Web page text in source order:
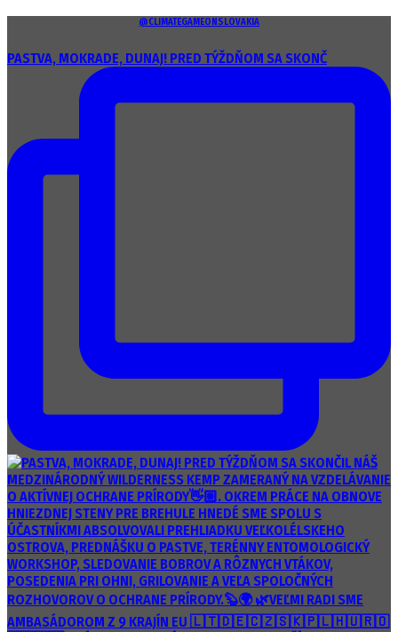
@CLIMATEGAMEONSLOVAKIA
PASTVA, MOKRADE, DUNAJ! PRED TÝŽDŇOM SA SKONČ